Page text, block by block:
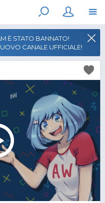
È STATO BANNATO!
CANALE UFFICIALE!